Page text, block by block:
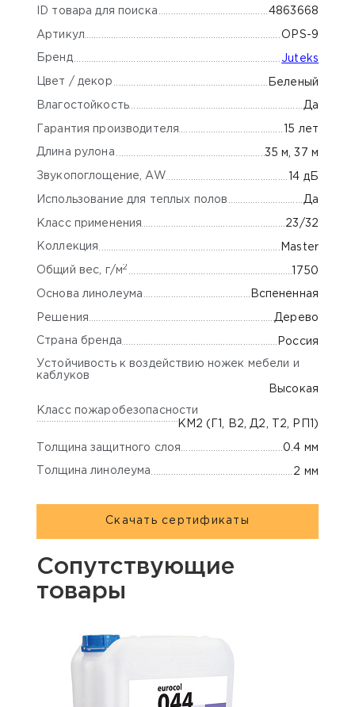
ID товара для поиска 4863668
Артикул OPS-9
Бренд Juteks
Цвет / декор Беленый
Влагостойкость Да
Гарантия производителя 15 лет
Длина рулона 35 м, 37 м
Звукопоглощение, AW 14 дБ
Использование для теплых полов Да
Класс применения 23/32
Коллекция Master
Общий вес, г/м2 1750
Основа линолеума Вспененная
Решения Дерево
Страна бренда Россия
Устойчивость к воздействию ножек мебели и
каблуков
Высокая
Класс пожаробезопасности
КМ2 (Г1, В2, Д2, Т2, РП1)
Толщина защитного слоя 0.4 мм
Толщина линолеума 2 мм
Скачать сертификаты
Сопутствующие
товары